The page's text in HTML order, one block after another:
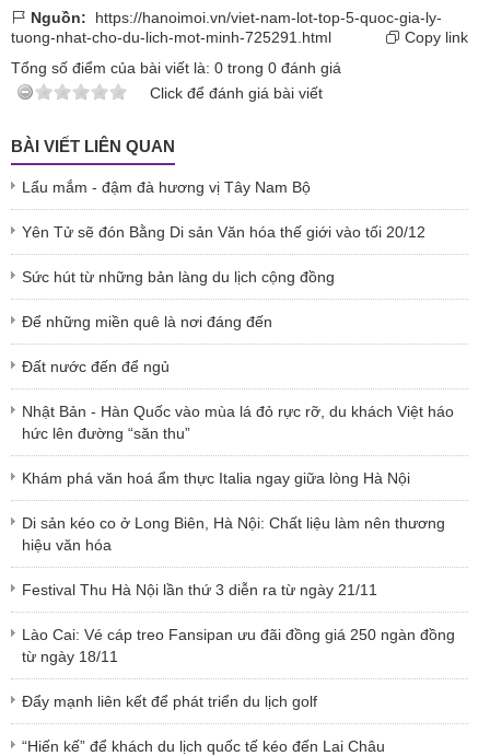
Nguồn:
https://hanoimoi.vn/viet-nam-lot-top-5-quoc-gia-ly-
tuong-nhat-cho-du-lich-mot-minh-725291.html
Copy link
Tổng số điểm của bài viết là: 0 trong 0 đánh giá
Click để đánh giá bài viết
BÀI VIẾT LIÊN QUAN
Lẩu mắm - đậm đà hương vị Tây Nam Bộ
Yên Tử sẽ đón Bằng Di sản Văn hóa thế giới vào tối 20/12
Sức hút từ những bản làng du lịch cộng đồng
Để những miền quê là nơi đáng đến
Đất nước đến để ngủ
Nhật Bản - Hàn Quốc vào mùa lá đỏ rực rỡ, du khách Việt háo
hức lên đường “săn thu”
Khám phá văn hoá ẩm thực Italia ngay giữa lòng Hà Nội
Di sản kéo co ở Long Biên, Hà Nội: Chất liệu làm nên thương
hiệu văn hóa
Festival Thu Hà Nội lần thứ 3 diễn ra từ ngày 21/11
Lào Cai: Vé cáp treo Fansipan ưu đãi đồng giá 250 ngàn đồng
từ ngày 18/11
Đẩy mạnh liên kết để phát triển du lịch golf
“Hiến kế” để khách du lịch quốc tế kéo đến Lai Châu